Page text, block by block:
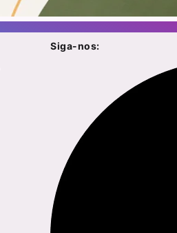
Siga-nos: